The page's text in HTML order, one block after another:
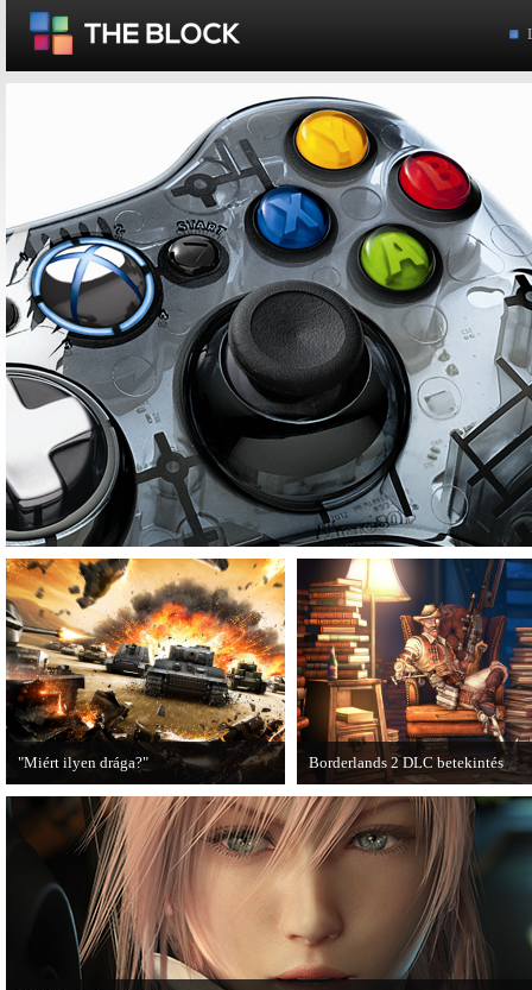
"Miért ilyen drága?"
A PC Guru utánajárt, miért kerülnek
olyan sokba a AAA-kategóriás
videojátékok.
Borderlands 2 DLC betekintés
2013. januárjában érkezik a a Sir
Hammerlock's Big Game Hunt
Borderlands 2 játékhoz.